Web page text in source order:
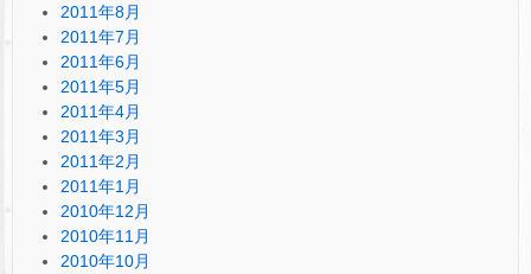
2011年8月
2011年7月
2011年6月
2011年5月
2011年4月
2011年3月
2011年2月
2011年1月
2010年12月
2010年11月
2010年10月